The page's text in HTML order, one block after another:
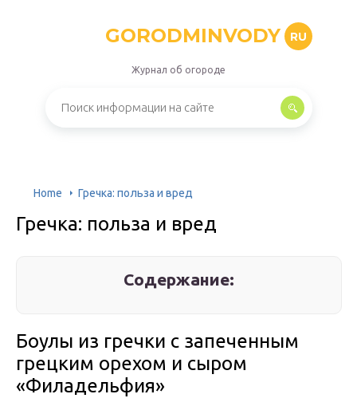
GORODMINVODY RU
Журнал об огороде
Home Гречка: польза и вред
Гречка: польза и вред
Содержание:
Боулы из гречки с запеченным
грецким орехом и сыром
«Филадельфия»